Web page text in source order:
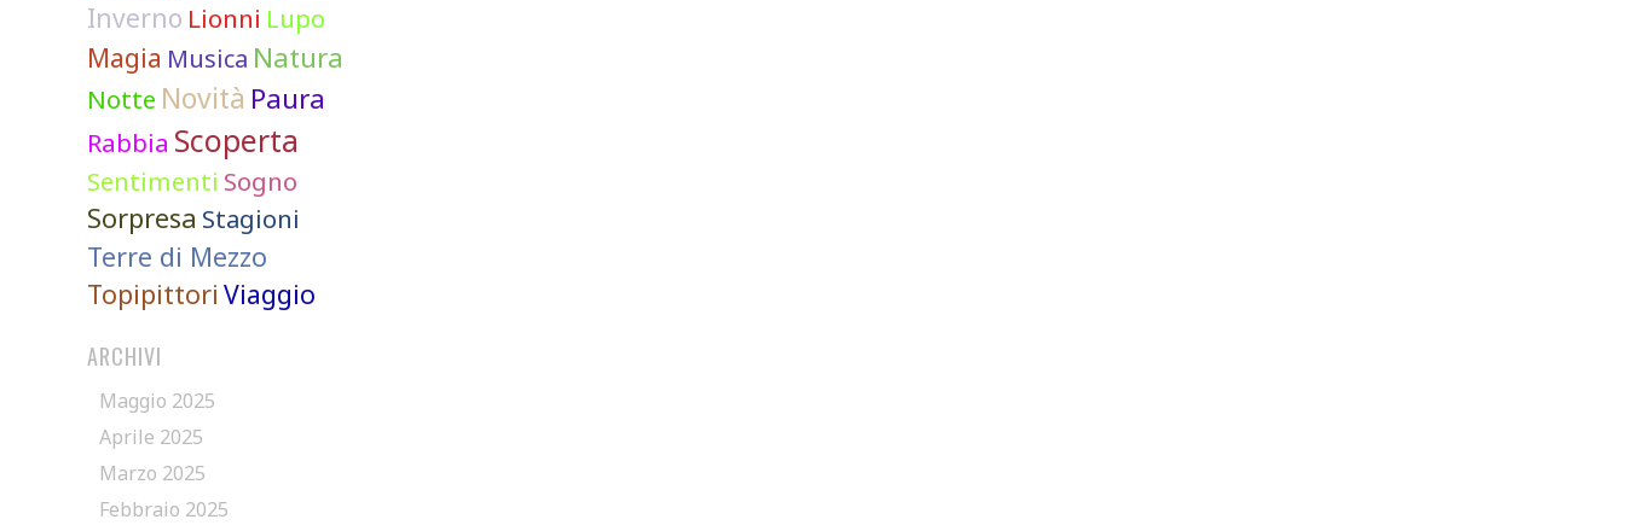
Inverno Lionni Lupo
Magia Musica Natura
Notte Novità Paura
Rabbia Scoperta
Sentimenti Sogno
Sorpresa Stagioni
Terre di Mezzo
Topipittori Viaggio
ARCHIVI
Maggio 2025
Aprile 2025
Marzo 2025
Febbraio 2025